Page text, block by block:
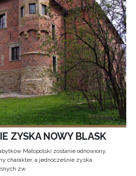
ZYSKA NOWY BLASK
Małopolski zostanie odnowiony,
charakter, a jednocześnie zyska
zw